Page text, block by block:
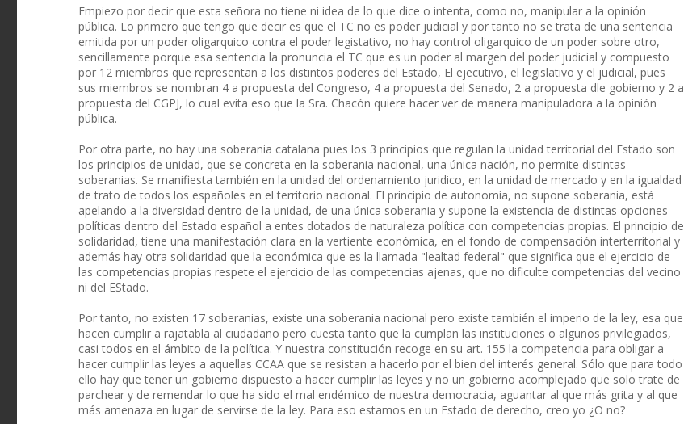
Empiezo por decir que esta señora no tiene ni idea de lo que dice o intenta, como no, manipular a la opinión
pública. Lo primero que tengo que decir es que el TC no es poder judicial y por tanto no se trata de una sentencia
emitida por un poder oligarquico contra el poder legistativo, no hay control oligarquico de un poder sobre otro,
sencillamente porque esa sentencia la pronuncia el TC que es un poder al margen del poder judicial y compuesto
por 12 miembros que representan a los distintos poderes del Estado, El ejecutivo, el legislativo y el judicial, pues
sus miembros se nombran 4 a propuesta del Congreso, 4 a propuesta del Senado, 2 a propuesta dle gobierno y 2 a
propuesta del CGPJ, lo cual evita eso que la Sra. Chacón quiere hacer ver de manera manipuladora a la opinión
pública.
Por otra parte, no hay una soberania catalana pues los 3 principios que regulan la unidad territorial del Estado son
los principios de unidad, que se concreta en la soberania nacional, una única nación, no permite distintas
soberanias. Se manifiesta también en la unidad del ordenamiento juridico, en la unidad de mercado y en la igualdad
de trato de todos los españoles en el territorio nacional. El principio de autonomía, no supone soberania, está
apelando a la diversidad dentro de la unidad, de una única soberania y supone la existencia de distintas opciones
políticas dentro del Estado español a entes dotados de naturaleza política con competencias propias. El principio de
solidaridad, tiene una manifestación clara en la vertiente económica, en el fondo de compensación interterritorial y
además hay otra solidaridad que la económica que es la llamada "lealtad federal" que significa que el ejercicio de
las competencias propias respete el ejercicio de las competencias ajenas, que no dificulte competencias del vecino
ni del EStado.
Por tanto, no existen 17 soberanias, existe una soberania nacional pero existe también el imperio de la ley, esa que
hacen cumplir a rajatabla al ciudadano pero cuesta tanto que la cumplan las instituciones o algunos privilegiados,
casi todos en el ámbito de la política. Y nuestra constitución recoge en su art. 155 la competencia para obligar a
hacer cumplir las leyes a aquellas CCAA que se resistan a hacerlo por el bien del interés general. Sólo que para todo
ello hay que tener un gobierno dispuesto a hacer cumplir las leyes y no un gobierno acomplejado que solo trate de
parchear y de remendar lo que ha sido el mal endémico de nuestra democracia, aguantar al que más grita y al que
más amenaza en lugar de servirse de la ley. Para eso estamos en un Estado de derecho, creo yo ¿O no?